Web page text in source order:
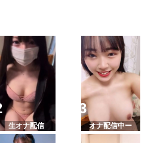
生オナ配信 オナ配信中ー